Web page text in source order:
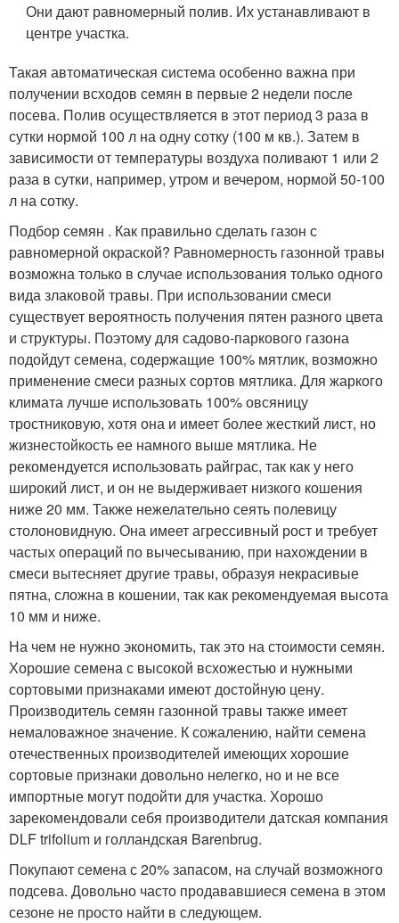
Они дают равномерный полив. Их устанавливают в
центре участка.
Такая автоматическая система особенно важна при
получении всходов семян в первые 2 недели после
посева. Полив осуществляется в этот период 3 раза в
сутки нормой 100 л на одну сотку (100 м кв.). Затем в
зависимости от температуры воздуха поливают 1 или 2
раза в сутки, например, утром и вечером, нормой 50-100
л на сотку.
Подбор семян . Как правильно сделать газон с
равномерной окраской? Равномерность газонной травы
возможна только в случае использования только одного
вида злаковой травы. При использовании смеси
существует вероятность получения пятен разного цвета
и структуры. Поэтому для садово-паркового газона
подойдут семена, содержащие 100% мятлик, возможно
применение смеси разных сортов мятлика. Для жаркого
климата лучше использовать 100% овсяницу
тростниковую, хотя она и имеет более жесткий лист, но
жизнестойкость ее намного выше мятлика. Не
рекомендуется использовать райграс, так как у него
широкий лист, и он не выдерживает низкого кошения
ниже 20 мм. Также нежелательно сеять полевицу
столоновидную. Она имеет агрессивный рост и требует
частых операций по вычесыванию, при нахождении в
смеси вытесняет другие травы, образуя некрасивые
пятна, сложна в кошении, так как рекомендуемая высота
10 мм и ниже.
На чем не нужно экономить, так это на стоимости семян.
Хорошие семена с высокой всхожестью и нужными
сортовыми признаками имеют достойную цену.
Производитель семян газонной травы также имеет
немаловажное значение. К сожалению, найти семена
отечественных производителей имеющих хорошие
сортовые признаки довольно нелегко, но и не все
импортные могут подойти для участка. Хорошо
зарекомендовали себя производители датская компания
DLF trifolium и голландская Barenbrug.
Покупают семена с 20% запасом, на случай возможного
подсева. Довольно часто продававшиеся семена в этом
сезоне не просто найти в следующем.